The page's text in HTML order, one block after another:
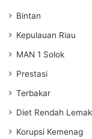
Bintan
Kepulauan Riau
MAN 1 Solok
Prestasi
Terbakar
Diet Rendah Lemak
Korupsi Kemenag